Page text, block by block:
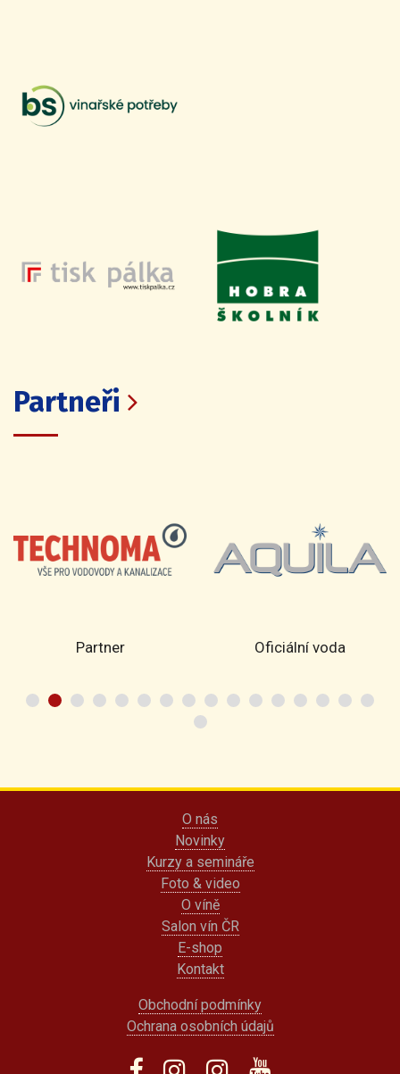
Partneři
Partner Oficiální voda
O nás
Novinky
Kurzy a semináře
Foto & video
O víně
Salon vín ČR
E-shop
Kontakt
Obchodní podmínky
Ochrana osobních údajů